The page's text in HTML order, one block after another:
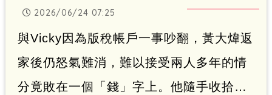
2026/06/24 07:25
與Vicky因為版稅帳戶一事吵翻，黃大煒返
家後仍怒氣難消，難以接受兩人多年的情
分竟敗在一個「錢」字上。他隨手收拾個